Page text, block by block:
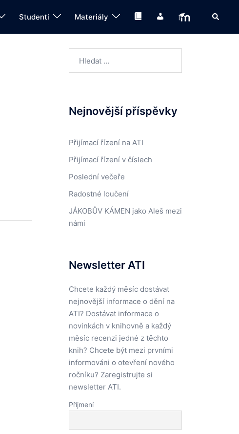
Studenti Materiály Knihovna MoodleSearch
Nejnovější příspěvky
Přijímací řízení na ATI
Přijímací řízení v číslech
Poslední večeře
Radostné loučení
JÁKOBŮV KÁMEN jako Aleš mezi
námi
Newsletter ATI
Chcete každý měsíc dostávat
nejnovější informace o dění na
ATI? Dostávat informace o
novinkách v knihovně a každý
měsíc recenzi jedné z těchto
knih? Chcete být mezi prvními
informováni o otevření nového
ročníku? Zaregistrujte si
newsletter ATI.
Příjmení